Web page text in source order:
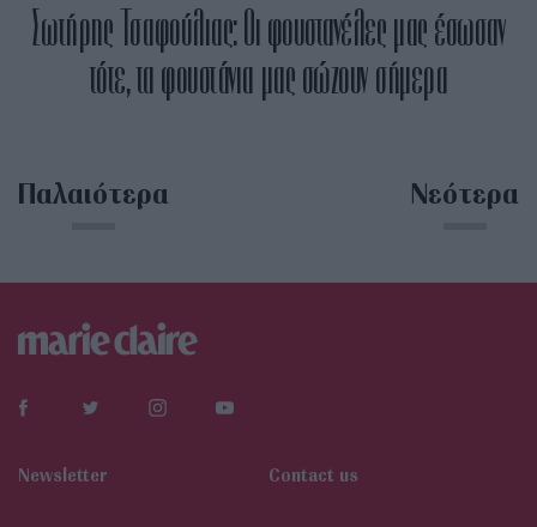
Σωτήρης Τσαφούλιας: Οι φουστανέλες μας έσωσαν
τότε, τα φουστάνια μας σώζουν σήμερα
Παλαιότερα Νεότερα
Newsletter Contact us